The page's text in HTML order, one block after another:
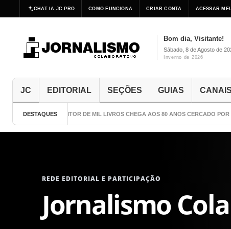
CHAT IA JC PRO COMO FUNCIONA CRIAR CONTA ACESSAR
Bom dia, Visitante!
Sábado, 8 de Agosto de
Inverno de 2026
JC EDITORIAL SEÇÕES GUIAS CANAIS
DESTAQUES
O ESCRITOR DE MIL LIVROS CHEGA AOS 80 ANOS CERCADO POR
REDE EDITORIAL E PARTICIPAÇÃO
Jornalismo